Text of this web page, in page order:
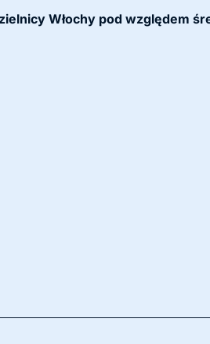
Włochy pod względem